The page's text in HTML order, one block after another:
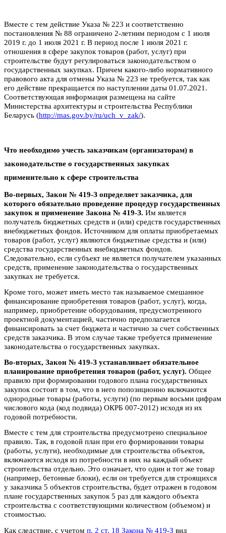
Вместе с тем действие Указа № 223 и соответственно
постановления № 88 ограничено 2-летним периодом с 1 июля
2019 г. до 1 июля 2021 г. В период после 1 июля 2021 г.
отношения в сфере закупок товаров (работ, услуг) при
строительстве будут регулироваться законодательством о
государственных закупках. Причем какого-либо нормативного
правового акта для отмены Указа № 223 не требуется, так как
его действие прекращается по наступлении даты 01.07.2021.
Соответствующая информация размещена на сайте
Министерства архитектуры и строительства Республики
Беларусь (http://mas.gov.by/ru/uch_v_zak/).
Что необходимо учесть заказчикам (организаторам) в
законодательстве о государственных закупках
применительно к сфере строительства
Во-первых, Закон № 419-З определяет заказчика, для
которого обязательно проведение процедур государственных
закупок и применение Закона № 419-З. Им является
получатель бюджетных средств и (или) средств государственных
внебюджетных фондов. Источником для оплаты приобретаемых
товаров (работ, услуг) являются бюджетные средства и (или)
средства государственных вне­бюджетных фондов.
Следовательно, если субъект не является получателем указанных
средств, применение законодательства о государственных
закупках не требуется.
Кроме того, может иметь место так называемое смешанное
финансирование приобретения товаров (работ, услуг), когда,
например, приобретение оборудования, предусмотренного
проектной документацией, частично предполагается
финансировать за счет бюджета и частично за счет собственных
средств заказчика. В этом случае также требуется применение
законодательства о государственных закупках.
Во-вторых, Закон № 419-З устанавливает обязательное
планирование приобретения товаров (работ, услуг). Общее
правило при формировании годового плана государственных
закупок состоит в том, что в него попозиционно включаются
однородные товары (работы, услуги) (по первым восьми цифрам
числового кода (код под­вида) ОКРБ 007-2012) исходя из их
годовой потребности.
Вместе с тем для строительства предусмотрено специальное
правило. Так, в годовой план при его формировании товары
(работы, услуги), необходимые для строительства объектов,
включаются исходя из потребности в них на каждый объект
строительства отдельно. Это означает, что один и тот же товар
(например, бетонные блоки), если он требуется для строящихся
у заказчика 5 объектов строительства, будет отражен в годовом
плане государственных закупок 5 раз для каждого объекта
строительства с соответствующими количеством (объемом) и
стоимостью.
Как следствие, с учетом п. 2 ст. 18 Закона № 419-З вид